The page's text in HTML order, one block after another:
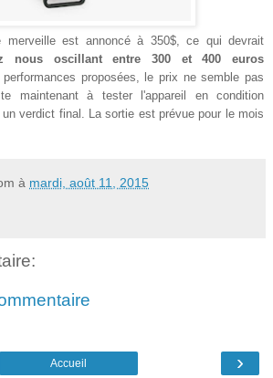
est annoncé à 350$, ce qui devrait
nous oscillant entre 300 et 400 euros
proposées, le prix ne semble pas
maintenant à tester l'appareil en condition
verdict final. La sortie est prévue pour le mois
à mardi, août 11, 2015
›
Accueil